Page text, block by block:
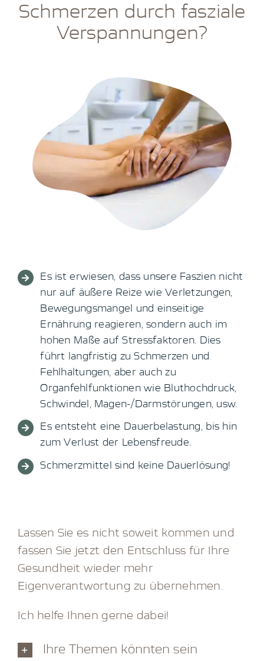
Schmerzen durch fasziale
Verspannungen?
Es ist erwiesen, dass unsere Faszien nicht
nur auf äußere Reize wie Verletzungen,
Bewegungsmangel und einseitige
Ernährung reagieren, sondern auch im
hohen Maße auf Stressfaktoren. Dies
führt langfristig zu Schmerzen und
Fehlhaltungen, aber auch zu
Organfehlfunktionen wie Bluthochdruck,
Schwindel, Magen-/Darmstörungen, usw.
Es entsteht eine Dauerbelastung, bis hin
zum Verlust der Lebensfreude.
Schmerzmittel sind keine Dauerlösung!
Lassen Sie es nicht soweit kommen und
fassen Sie jetzt den Entschluss für Ihre
Gesundheit wieder mehr
Eigenverantwortung zu übernehmen.
Ich helfe Ihnen gerne dabei!
Ihre Themen könnten sein